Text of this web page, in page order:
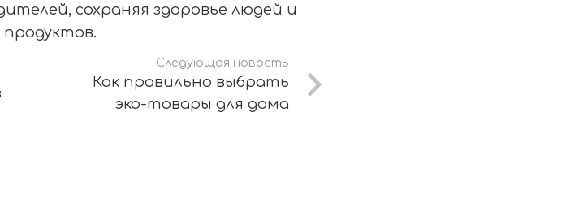
сохраняя здоровье людей и
Следующая новость
Как правильно выбрать
эко-товары для дома